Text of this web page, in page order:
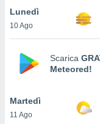
un
la
nella
Lunedì
10 Ago
Scarica
Meteored!
Martedì
11 Ago